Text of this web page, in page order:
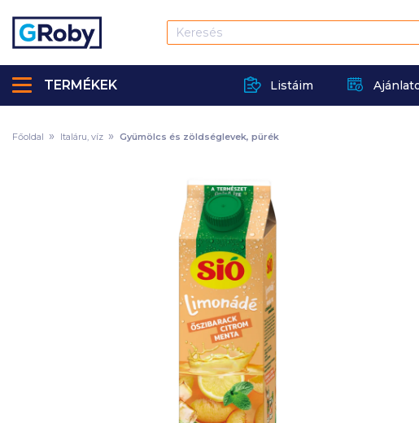
Listáim
TERMÉKEK
Főoldal Italáru, víz Gyümölcs és zöldséglevek, pürék